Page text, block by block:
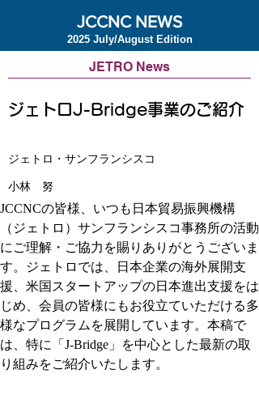
JCCNC NEWS
2025 July/August Edition
JETRO News
ジェトロJ-Bridge事業のご紹介
ジェトロ・サンフランシスコ
小林 努
JCCNCの皆様、いつも日本貿易振興機構
（ジェトロ）サンフランシスコ事務所の活動
にご理解・ご協力を賜りありがとうございま
す。ジェトロでは、日本企業の海外展開支
援、米国スタートアップの日本進出支援をは
じめ、会員の皆様にもお役立ていただける多
様なプログラムを展開しています。本稿で
は、特に「J-Bridge」を中心とした最新の取
り組みをご紹介いたします。